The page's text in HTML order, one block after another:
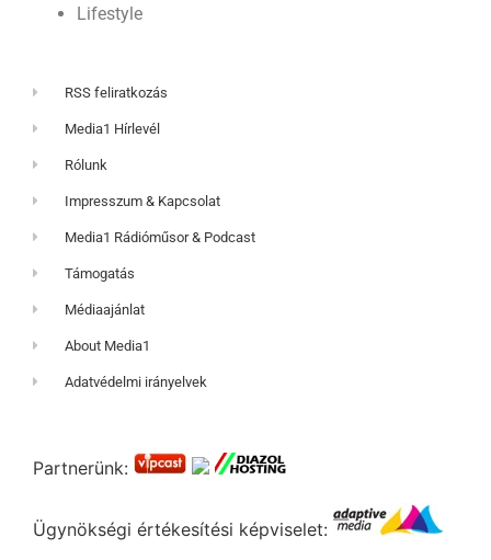
Lifestyle
RSS feliratkozás
Media1 Hírlevél
Rólunk
Impresszum & Kapcsolat
Media1 Rádióműsor & Podcast
Támogatás
Médiaajánlat
About Media1
Adatvédelmi irányelvek
Partnerünk:
Ügynökségi értékesítési képviselet: